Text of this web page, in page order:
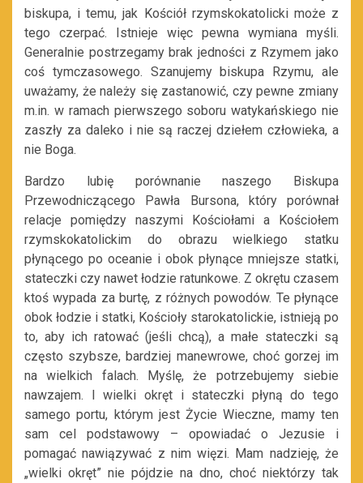
biskupa, i temu, jak Kościół rzymskokatolicki może z
tego czerpać. Istnieje więc pewna wymiana myśli.
Generalnie postrzegamy brak jedności z Rzymem jako
coś tymczasowego. Szanujemy biskupa Rzymu, ale
uważamy, że należy się zastanowić, czy pewne zmiany
m.in. w ramach pierwszego soboru watykańskiego nie
zaszły za daleko i nie są raczej dziełem człowieka, a
nie Boga.
Bardzo lubię porównanie naszego Biskupa
Przewodniczącego Pawła Bursona, który porównał
relacje pomiędzy naszymi Kościołami a Kościołem
rzymskokatolickim do obrazu wielkiego statku
płynącego po oceanie i obok płynące mniejsze statki,
stateczki czy nawet łodzie ratunkowe. Z okrętu czasem
ktoś wypada za burtę, z różnych powodów. Te płynące
obok łodzie i statki, Kościoły starokatolickie, istnieją po
to, aby ich ratować (jeśli chcą), a małe stateczki są
często szybsze, bardziej manewrowe, choć gorzej im
na wielkich falach. Myślę, że potrzebujemy siebie
nawzajem. I wielki okręt i stateczki płyną do tego
samego portu, którym jest Życie Wieczne, mamy ten
sam cel podstawowy – opowiadać o Jezusie i
pomagać nawiązywać z nim więzi. Mam nadzieję, że
„wielki okręt” nie pójdzie na dno, choć niektórzy tak